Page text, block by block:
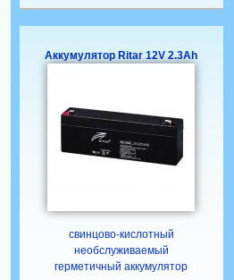
Аккумулятор Ritar 12V 2.3Ah
свинцово-кислотный
необслуживаемый
герметичный аккумулятор